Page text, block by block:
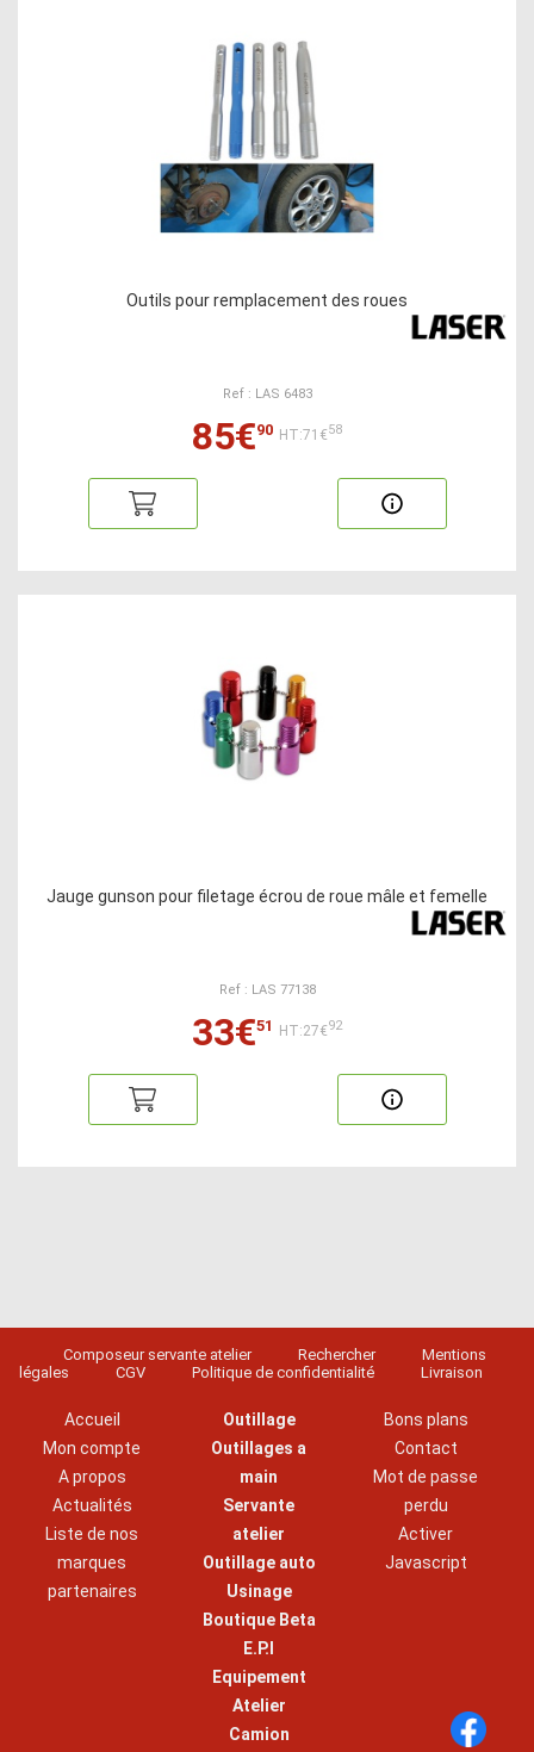
Outils pour remplacement des roues
Ref : LAS 6483
85€90 HT:71€58
Jauge gunson pour filetage écrou de roue mâle et femelle
Ref : LAS 77138
33€51 HT:27€92
Composeur servante atelier Rechercher
Mentions
légales
CGV Politique de confidentialité Livraison
Accueil
Mon compte
A propos
Actualités
Liste de nos
marques
partenaires
Outillage
Outillages a
main
Servante
atelier
Outillage auto
Usinage
Boutique Beta
E.P.I
Equipement
Atelier
Camion
Bons plans
Contact
Mot de passe
perdu
Activer
Javascript